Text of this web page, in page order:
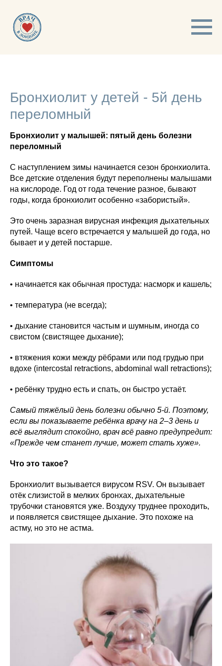
Бронхиолит у детей - 5й день
переломный
Бронхиолит у малышей: пятый день болезни
переломный
С наступлением зимы начинается сезон бронхиолита.
Все детские отделения будут переполнены малышами
на кислороде. Год от года течение разное, бывают
годы, когда бронхиолит особенно «забористый».
Это очень заразная вирусная инфекция дыхательных
путей. Чаще всего встречается у малышей до года, но
бывает и у детей постарше.
Симптомы
• начинается как обычная простуда: насморк и кашель;
• температура (не всегда);
• дыхание становится частым и шумным, иногда со
свистом (свистящее дыхание);
• втяжения кожи между рёбрами или под грудью при
вдохе (intercostal retractions, abdominal wall retractions);
• ребёнку трудно есть и спать, он быстро устаёт.
Самый тяжёлый день болезни обычно 5-й. Поэтому,
если вы показываете ребёнка врачу на 2–3 день и
всё выглядит спокойно, врач всё равно предупредит:
«Прежде чем станет лучше, может стать хуже».
Что это такое?
Бронхиолит вызывается вирусом RSV. Он вызывает
отёк слизистой в мелких бронхах, дыхательные
трубочки становятся уже. Воздуху труднее проходить,
и появляется свистящее дыхание. Это похоже на
астму, но это не астма.